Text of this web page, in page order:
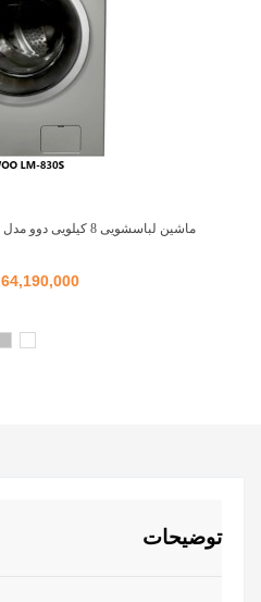
ماشین لباسشویی 8 کیلویی دوو مدل LM-830 سری Sunsu (Unique)
64,190,000 تومان
توضیحات